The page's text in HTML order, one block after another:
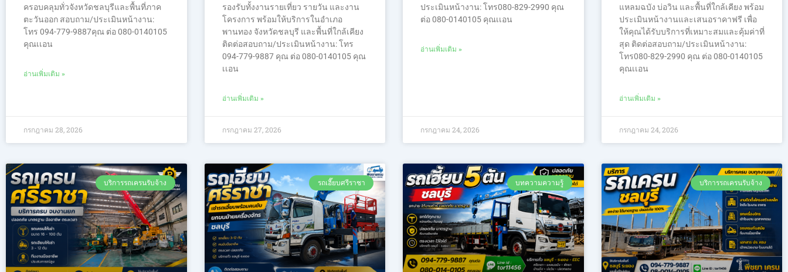
ครอบคลุมทั่วจังหวัดชลบุรีและพื้นที่ภาค
ตะวันออก สอบถาม/ประเมินหน้างาน:
โทร 094-779-9887คุณ ต่อ 080-0140105
คุณเเอน
อ่านเพิ่มเติม »
กรกฎาคม 28, 2026
รองรับทั้งงานรายเที่ยว รายวัน และงาน
โครงการ พร้อมให้บริการในอำเภอ
พานทอง จังหวัดชลบุรี และพื้นที่ใกล้เคียง
ติดต่อสอบถาม/ประเมินหน้างาน: โทร
094-779-9887 คุณ ต่อ 080-0140105 คุณ
เเอน
อ่านเพิ่มเติม »
กรกฎาคม 27, 2026
ประเมินหน้างาน: โทร080-829-2990 คุณ
ต่อ 080-0140105 คุณเเอน
อ่านเพิ่มเติม »
กรกฎาคม 24, 2026
แหลมฉบัง บ่อวิน และพื้นที่ใกล้เคียง พร้อม
ประเมินหน้างานและเสนอราคาฟรี เพื่อ
ให้คุณได้รับบริการที่เหมาะสมและคุ้มค่าที่
สุด ติดต่อสอบถาม/ประเมินหน้างาน:
โทร080-829-2990 คุณ ต่อ 080-0140105
คุณเเอน
อ่านเพิ่มเติม »
กรกฎาคม 24, 2026
บริการรถเครนรับจ้าง รถเฮี๊ยบศรีราชา บทความความรู้ บริการรถเครนรับจ้าง